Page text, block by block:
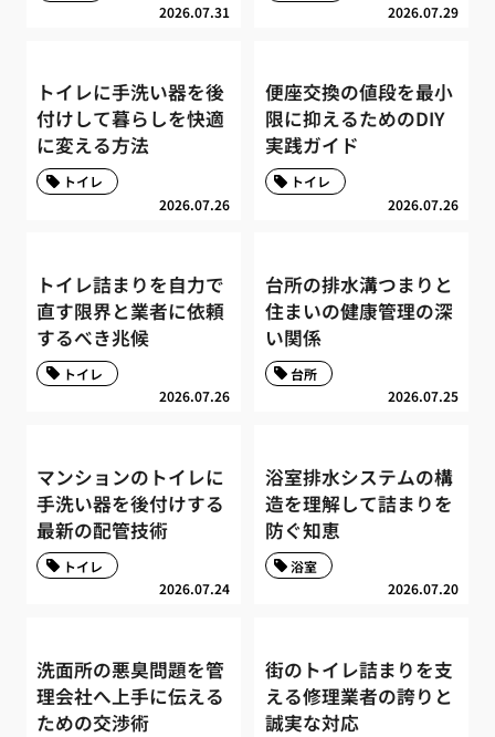
2026.07.31 2026.07.29
トイレに手洗い器を後
付けして暮らしを快適
に変える方法
2026.07.26
トイレ
便座交換の値段を最小
限に抑えるためのDIY
実践ガイド
2026.07.26
トイレ
トイレ詰まりを自力で
直す限界と業者に依頼
するべき兆候
2026.07.26
トイレ
台所の排水溝つまりと
住まいの健康管理の深
い関係
2026.07.25
台所
マンションのトイレに
手洗い器を後付けする
最新の配管技術
2026.07.24
トイレ
浴室排水システムの構
造を理解して詰まりを
防ぐ知恵
2026.07.20
浴室
洗面所の悪臭問題を管
理会社へ上手に伝える
ための交渉術
街のトイレ詰まりを支
える修理業者の誇りと
誠実な対応